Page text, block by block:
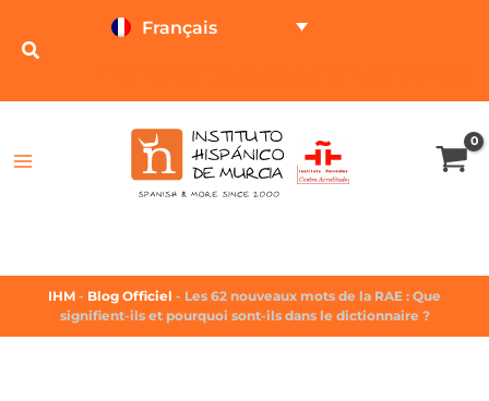
Français
IHM - Blog Officiel - Les 62 nouveaux mots de la RAE : Que
signifient-ils et pourquoi sont-ils dans le dictionnaire ?